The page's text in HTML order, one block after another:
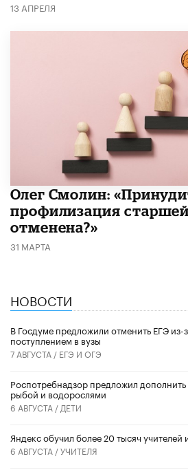
13 АПРЕЛЯ
​Олег Смолин:
профилизация
отменена?»
31 МАРТА
НОВОСТИ
В Госдуме предложили отменить ЕГЭ из-
поступлением в вузы
7 АВГУСТА / ЕГЭ И ОГЭ
Роспотребнадзор предложил
рыбой и водорослями
6 АВГУСТА / ДЕТИ
​Яндекс обучил более 20 тысяч учителей
6 АВГУСТА /УЧИТЕЛЯ